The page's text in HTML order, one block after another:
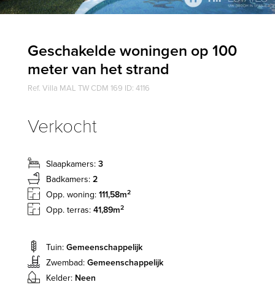
Geschakelde woningen op 100
meter van het strand
Ref. Villa MAL TW CDM 169 ID: 4116
Verkocht
Slaapkamers: 3
Badkamers: 2
Opp. woning: 111,58m2
Opp. terras: 41,89m2
Tuin: Gemeenschappelijk
Zwembad: Gemeenschappelijk
Kelder: Neen